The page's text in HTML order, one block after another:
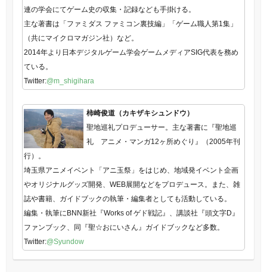
連の学会にてゲーム史の収集・記録なども手掛ける。
主な著書は「ファミダス ファミコン裏技編」「ゲーム職人第1集」
（共にマイクロマガジン社）など。
2014年より日本デジタルゲーム学会ゲームメディアSIG代表を務め
ている。
Twitter:@m_shigihara
柿崎俊道（カキザキシュンドウ）
聖地巡礼プロデューサー。主な著書に『聖地巡
礼 アニメ・マンガ12ヶ所めぐり』（2005年刊
行）。
埼玉県アニメイベント「アニ玉祭」をはじめ、地域発イベント企画
やオリジナルグッズ開発、WEB展開などをプロデュース。また、雑
誌や書籍、ガイドブックの執筆・編集者としても活動している。
編集・執筆にBNN新社『Works of ゲド戦記』、講談社『頭文字D』
ファンブック、同『聖☆おにいさん』ガイドブックなど多数。
Twitter:@Syundow